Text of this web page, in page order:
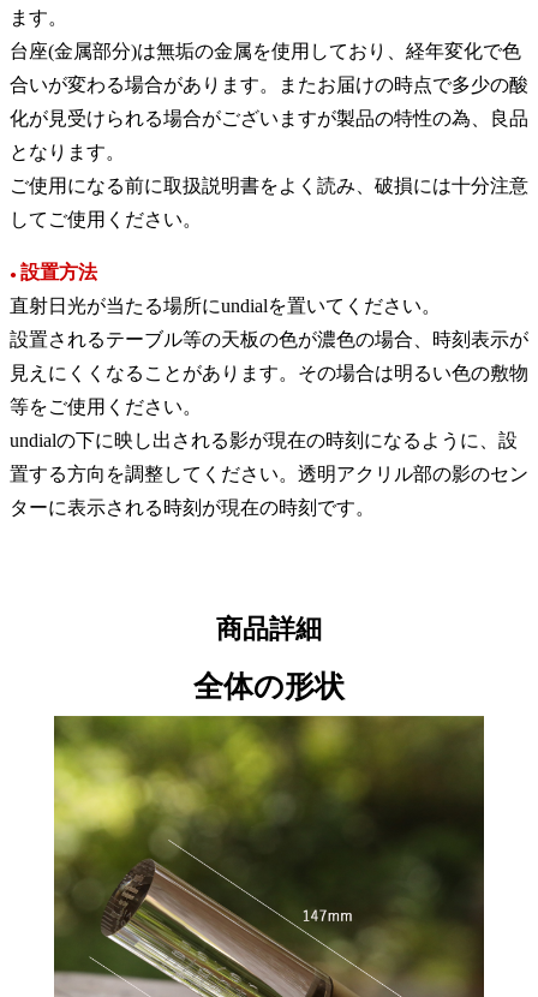
ます。
台座(金属部分)は無垢の金属を使用しており、経年変化で色
合いが変わる場合があります。またお届けの時点で多少の酸
化が見受けられる場合がございますが製品の特性の為、良品
となります。
ご使用になる前に取扱説明書をよく読み、破損には十分注意
してご使用ください。
● 設置方法
直射日光が当たる場所にundialを置いてください。
設置されるテーブル等の天板の色が濃色の場合、時刻表示が
見えにくくなることがあります。その場合は明るい色の敷物
等をご使用ください。
undialの下に映し出される影が現在の時刻になるように、設
置する方向を調整してください。透明アクリル部の影のセン
ターに表示される時刻が現在の時刻です。
商品詳細
全体の形状